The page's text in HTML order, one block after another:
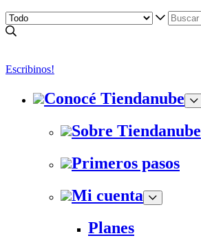
Escribinos!
Conocé Tiendanube
Sobre Tiendanube
Primeros pasos
Mi cuenta
Planes